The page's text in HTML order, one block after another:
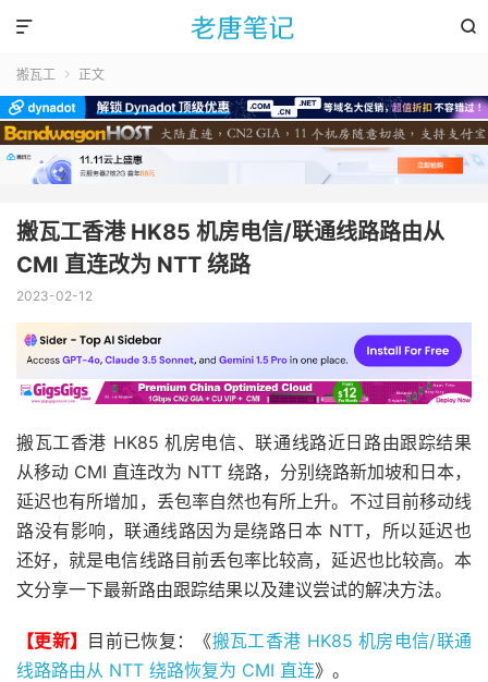


搬瓦工  正文
搬瓦工香港 HK85 机房电信/联通线路路由从
CMI 直连改为 NTT 绕路
2023-02-12
搬瓦工香港 HK85 机房电信、联通线路近日路由跟踪结果
从移动 CMI 直连改为 NTT 绕路，分别绕路新加坡和日本，
延迟也有所增加，丢包率自然也有所上升。不过目前移动线
路没有影响，联通线路因为是绕路日本 NTT，所以延迟也
还好，就是电信线路目前丢包率比较高，延迟也比较高。本
文分享一下最新路由跟踪结果以及建议尝试的解决方法。
【更新】 目前已恢复：《搬瓦工香港 HK85 机房电信/联通
线路路由从 NTT 绕路恢复为 CMI 直连》。